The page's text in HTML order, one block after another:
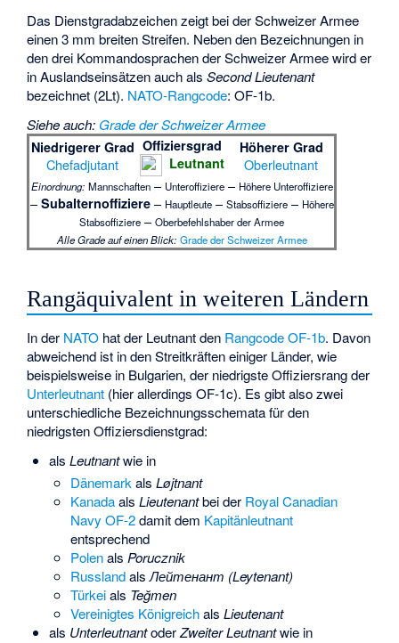
Das Dienstgradabzeichen zeigt bei der Schweizer Armee
einen 3 mm breiten Streifen. Neben den Bezeichnungen in
den drei Kommandosprachen der Schweizer Armee wird er
in Auslandseinsätzen auch alsSecond Lieutenant
bezeichnet (2Lt). NATO-Rangcode: OF-1b.
Siehe auch: Grade der Schweizer Armee
Niedrigerer Grad
Chefadjutant
Offiziersgrad
Leutnant
Höherer Grad
Oberleutnant
Einordnung: Mannschaften– Unteroffiziere– Höhere Unteroffiziere
– Subalternoffiziere– Hauptleute– Stabsoffiziere– Höhere
Stabsoffiziere –Oberbefehlshaber der Armee
Alle Grade auf einen Blick: Grade der Schweizer Armee
Rangäquivalent in weiteren Ländern
In der NATO hat der Leutnant den Rangcode OF-1b. Davon
abweichend ist in den Streitkräften einiger Länder, wie
beispielsweise in Bulgarien, der niedrigste Offiziersrang der
Unterleutnant (hier allerdings OF-1c). Es gibt also zwei
unterschiedliche Bezeichnungsschemata für den
niedrigsten Offiziersdienstgrad:
als Leutnantwie in
DänemarkalsLøjtnant
KanadaalsLieutenantbei der Royal Canadian
Navy OF-2damit dem Kapitänleutnant
entsprechend
PolenalsPorucznik
RusslandalsЛейтенант (Leytenant)
Türkeials Teğmen
Vereinigtes KönigreichalsLieutenant
als UnterleutnantoderZweiter Leutnantwie in